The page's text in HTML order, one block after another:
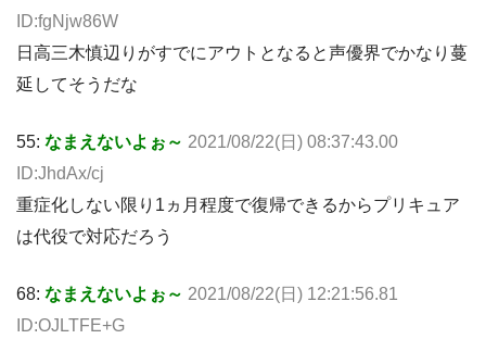
ID:fgNjw86W
日高三木慎辺りがすでにアウトとなると声優界でかなり蔓
延してそうだな
55: なまえないよぉ～ 2021/08/22(日) 08:37:43.00
ID:JhdAx/cj
重症化しない限り1ヵ月程度で復帰できるからプリキュア
は代役で対応だろう
68: なまえないよぉ～ 2021/08/22(日) 12:21:56.81
ID:OJLTFE+G